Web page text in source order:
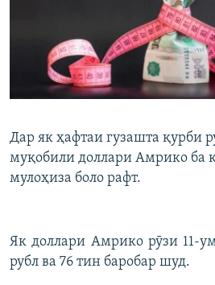
ПАЙГИРӢ КУНЕД
Ҳамаи сомонаҳои RFE/RL
Дар як ҳафтаи гузашта қурби
муқобили доллари Амрико ба
мулоҳиза боло рафт.
Як доллари Амрико рӯзи 11-
рубл ва 76 тин баробар шуд.